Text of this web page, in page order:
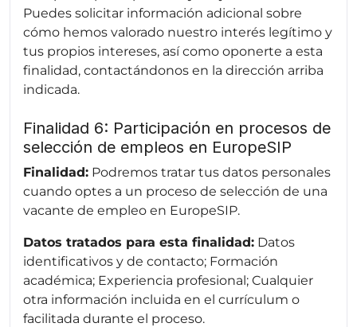
Puedes solicitar información adicional sobre
cómo hemos valorado nuestro interés legítimo y
tus propios intereses, así como oponerte a esta
finalidad, contactándonos en la dirección arriba
indicada.
Finalidad 6: Participación en procesos de
selección de empleos en EuropeSIP
Finalidad: Podremos tratar tus datos personales
cuando optes a un proceso de selección de una
vacante de empleo en EuropeSIP.
Datos tratados para esta finalidad: Datos
identificativos y de contacto; Formación
académica; Experiencia profesional; Cualquier
otra información incluida en el currículum o
facilitada durante el proceso.